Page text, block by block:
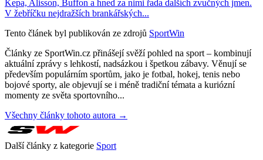
Kepa, Alisson, Buffon a hned za nimi řada dalších zvučných jmen.
V žebříčku nejdražších brankářských...
Tento článek byl publikován ze zdrojů SportWin
Články ze SportWin.cz přinášejí svěží pohled na sport – kombinují
aktuální zprávy s lehkostí, nadsázkou i špetkou zábavy. Věnují se
především populárním sportům, jako je fotbal, hokej, tenis nebo
bojové sporty, ale objevují se i méně tradiční témata a kuriózní
momenty ze světa sportovního...
Všechny články tohoto autora →
Další články z kategorie Sport